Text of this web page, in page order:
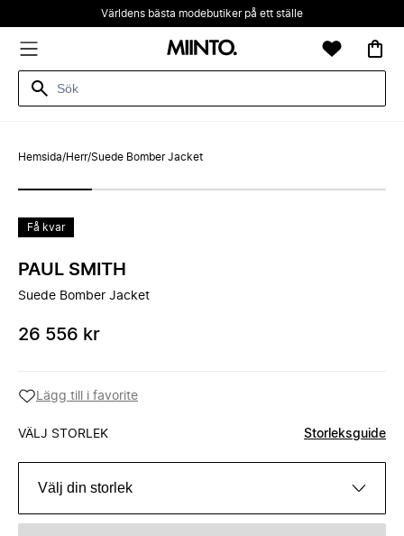
Världens bästa modebutiker på ett ställe
Hemsida/Herr/Suede Bomber Jacket
Få kvar
PAUL SMITH
Suede Bomber Jacket
26 556 kr
Lägg till i favorite
VÄLJ STORLEK Storleksguide
Välj din storlek